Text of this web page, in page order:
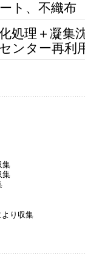
ト、不織布
処理＋凝集
ンター再利
集
集
り収集